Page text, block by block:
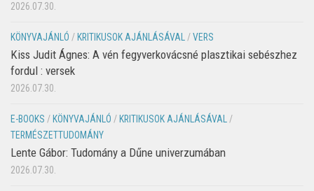
2026.07.30.
KÖNYVAJÁNLÓ / KRITIKUSOK AJÁNLÁSÁVAL/VERS
Kiss Judit Ágnes: A vén fegyverkovácsné plasztikai sebészhez
fordul : versek
2026.07.30.
E-BOOKS / KÖNYVAJÁNLÓ / KRITIKUSOK AJÁNLÁSÁVAL/
TERMÉSZETTUDOMÁNY
Lente Gábor: Tudomány a Dűne univerzumában
2026.07.30.